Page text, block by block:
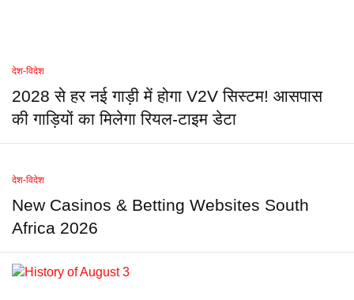
देश-विदेश
2028 से हर नई गाड़ी में होगा V2V सिस्टम! आसपास
की गाड़ियों का मिलेगा रियल-टाइम डेटा
देश-विदेश
New Casinos & Betting Websites South
Africa 2026